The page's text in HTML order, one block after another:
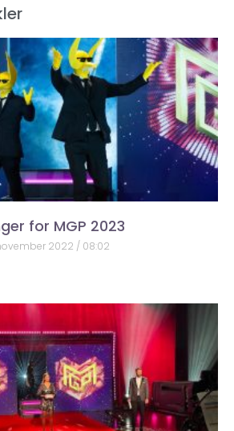
for MGP 2023
2022 08:02